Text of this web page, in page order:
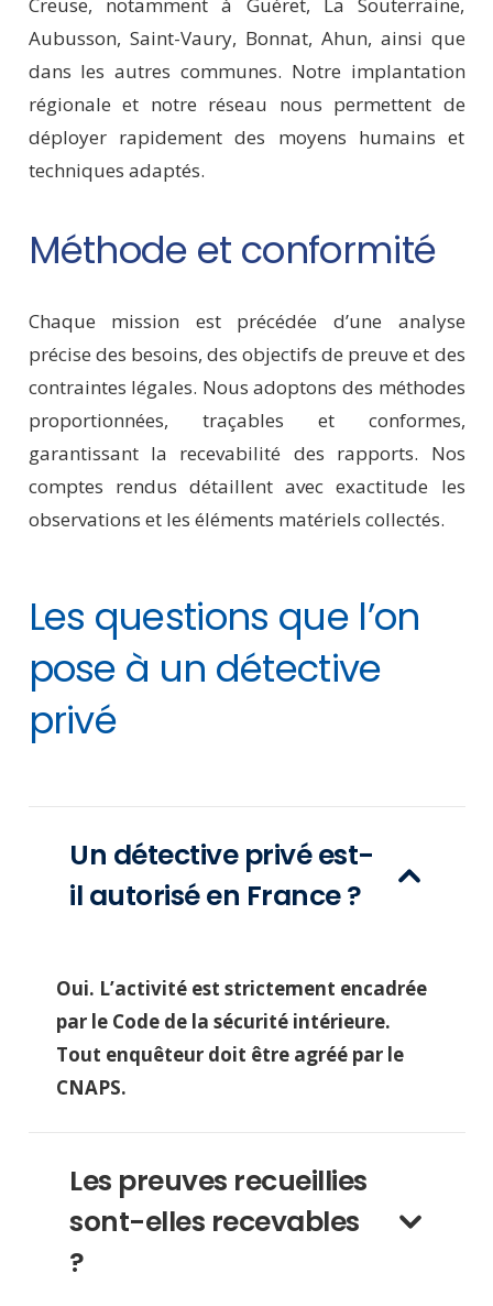
Creuse, notamment à Guéret, La Souterraine,
Aubusson, Saint-Vaury, Bonnat, Ahun, ainsi que
dans les autres communes. Notre implantation
régionale et notre réseau nous permettent de
déployer rapidement des moyens humains et
techniques adaptés.
Méthode et conformité
Chaque mission est précédée d’une analyse
précise des besoins, des objectifs de preuve et des
contraintes légales. Nous adoptons des méthodes
proportionnées, traçables et conformes,
garantissant la recevabilité des rapports. Nos
comptes rendus détaillent avec exactitude les
observations et les éléments matériels collectés.
Les questions que l’on
pose à un détective
privé
Un détective privé est-
il autorisé en France ?
Oui. L’activité est strictement encadrée
par le Code de la sécurité intérieure.
Tout enquêteur doit être agréé par le
CNAPS.
Les preuves recueillies
sont-elles recevables
?